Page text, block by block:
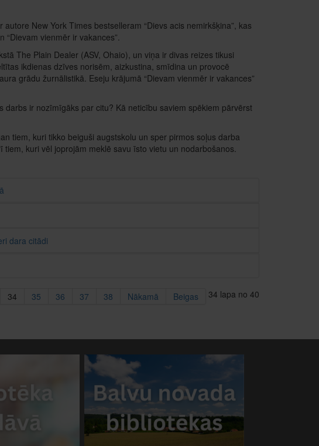
New York Times bestselleram “Dievs acis nemirkšķina”, kas
“Dievam vienmēr ir vakances”.
The Plain Dealer (ASV, Ohaio), un viņa ir divas reizes tikusi
ikdienas dzīves norisēm, aizkustina, smīdina un provocē
grādu žurnālistikā. Eseju krājumā “Dievam vienmēr ir vakances”
ir nozīmīgāks par citu? Kā neticību saviem spēkiem pārvērst
tiem, kuri tikko beiguši augstskolu un sper pirmos soļus darba
kuri vēl joprojām meklē savu īsto vietu un nodarbošanos.
dara citādi
34 lapa no 40
34 35 36 37 38 Nākamā Beigas